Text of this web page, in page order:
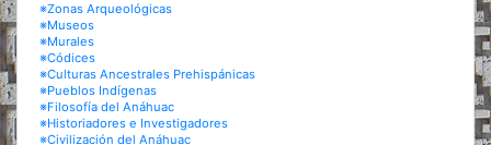
※Zonas Arqueológicas
※Museos
※Murales
※Códices
※Culturas Ancestrales Prehispánicas
※Pueblos Indígenas
※Filosofía del Anáhuac
※Historiadores e Investigadores
※Civilización del Anáhuac